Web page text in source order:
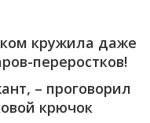
кружила даже
переростков!
– проговорил
крючок